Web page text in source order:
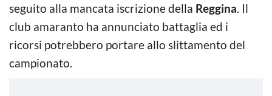
seguito alla mancata iscrizione della Reggina. Il
club amaranto ha annunciato battaglia ed i
ricorsi potrebbero portare allo slittamento del
campionato.